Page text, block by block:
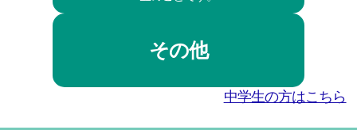
その他
中学生の方はこちら